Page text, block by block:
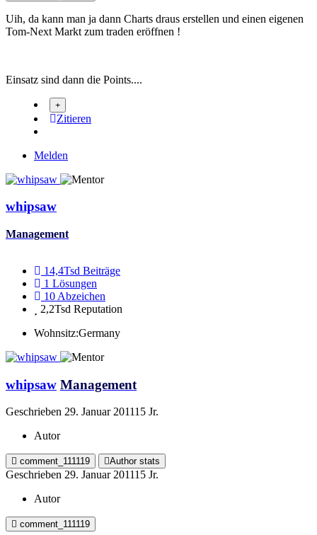
Uih, da kann man ja dann Charts draus erstellen und einen eigenen
Tom-Next Markt zum traden eröffnen !
Einsatz sind dann die Points....
Zitieren
Melden
whipsaw
Management
14,4Tsd Beiträge
1 Lösungen
10 Abzeichen
2,2Tsd Reputation
Wohnsitz:Germany
whipsaw Management
Geschrieben 29. Januar 201115 Jr.
Autor
comment_111119 Author stats
Geschrieben 29. Januar 201115 Jr.
Autor
comment_111119